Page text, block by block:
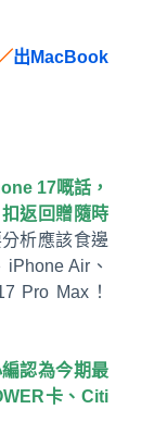
出MacBook
17嘅話，
返回贈隨時
析應該食邊
Air、
Pro Max！
認為今期最
卡、Citi